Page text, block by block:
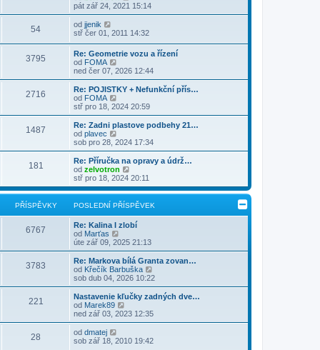
ě
v
k
ř
í
p
e
k
d
n
p
ř
í
s
p
ě
v
e
k
z
p
o
s
l
e
d
n
í
p
ř
í
s
p
ě
v
e
k
o
b
a
i
t
o
s
l
d
n
í
ř
í
s
ě
v
e
k
pát zář 24, 2021 15:14
54 od jjenik
o
a
z
i
t
p
o
s
l
e
d
n
í
p
ř
í
s
p
ě
e
k
stř čer 01, 2011 14:32
3795
Re: Geometrie vozu a řízení
od FOMA
o
b
r
z
t
p
o
s
e
d
n
í
ř
í
s
p
ě
v
e
k
ned čer 07, 2026 12:44
2716
Re: POJISTKY + Nefunkční přís…
od FOMA
o
b
r
z
p
o
s
l
e
d
n
í
p
ř
í
s
p
ě
v
e
k
stř pro 18, 2024 20:59
1487
Re: Zadni plastove podbehy 21…
od plavec
o
b
r
a
z
t
p
o
s
l
e
d
n
í
p
ř
í
s
p
ě
v
k
sob pro 28, 2024 17:34
181
Re: Příručka na opravy a údrž…
od zelvotron
o
b
r
a
t
o
s
l
e
d
n
í
ř
í
p
stř pro 18, 2024 20:11
PŘÍSPĚVKY POSLEDNÍ PŘÍSPĚVEK
6767
Re: Kalina I zlobí
od Marťas
o
b
r
a
z
t
p
o
s
d
úte zář 09, 2025 21:13
3783
Re: Markova bílá Granta zovan…
od Křečík Barbuška
o
b
r
z
p
o
sob dub 04, 2026 10:22
221
Nastavenie kľučky zadných dve…
od Marek89
o
b
a
ned zář 03, 2023 12:35
28 od dmatej
o
sob zář 18, 2010 19:42